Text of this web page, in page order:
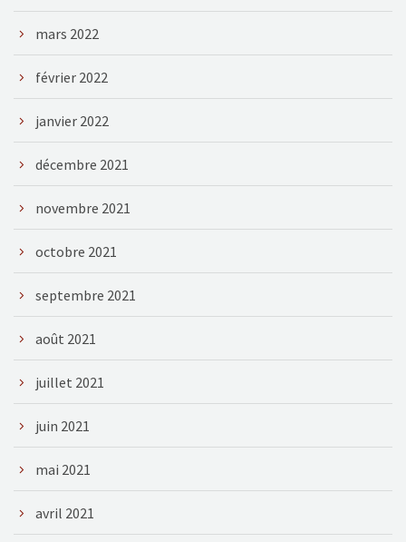
mars 2022
février 2022
janvier 2022
décembre 2021
novembre 2021
octobre 2021
septembre 2021
août 2021
juillet 2021
juin 2021
mai 2021
avril 2021